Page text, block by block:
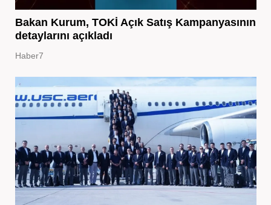
Bakan Kurum, TOKİ Açık Satış Kampanyasının
detaylarını açıkladı
Haber7